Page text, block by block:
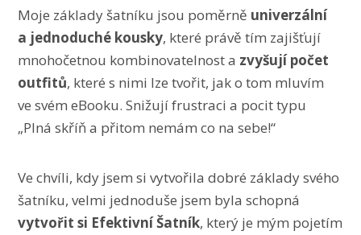
Moje základy šatníku jsou poměrně univerzální
a jednoduché kousky, které právě tím zajišťují
mnohočetnou kombinovatelnost a zvyšují počet
outfitů, které s nimi lze tvořit, jak o tom mluvím
ve svém eBooku. Snižují frustraci a pocit typu
„Plná skříň a přitom nemám co na sebe!“
Ve chvíli, kdy jsem si vytvořila dobré základy svého
šatníku, velmi jednoduše jsem byla schopná
vytvořit si Efektivní Šatník, který je mým pojetím